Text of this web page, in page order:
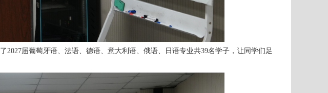
2027届葡萄牙语、法语、德语、意大利语、俄语、日语专业共39名学子，让同学们足